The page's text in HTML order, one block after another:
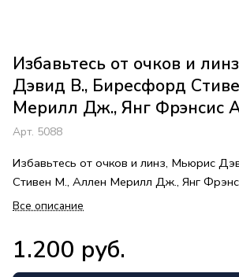
Избавьтесь от очков и
Дэвид В., Биресфорд
Мерилл Дж., Янг Фрэнсис
Арт. 5088
Избавьтесь от очков и линз, Мьюрис
Стивен М., Аллен Мерилл Дж., Янг
Все описание
1.200 руб.